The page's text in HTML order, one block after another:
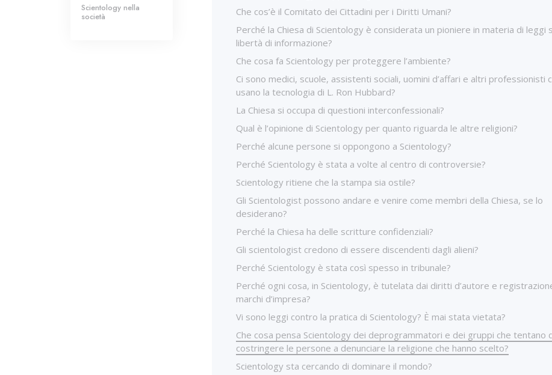
Che cos’è il Comitato dei Cittadini per i Diritti Umani?
Perché la Chiesa di Scientology è considerata un pioniere in materia di leggi
libertà di informazione?
Che cosa fa Scientology per proteggere l’ambiente?
Ci sono medici, scuole, assistenti sociali, uomini d’affari e altri professionisti
usano la tecnologia di L. Ron Hubbard?
La Chiesa si occupa di questioni interconfessionali?
Qual è l’opinione di Scientology per quanto riguarda le altre religioni?
Perché alcune persone si oppongono a Scientology?
Perché Scientology è stata a volte al centro di controversie?
Scientology ritiene che la stampa sia ostile?
Gli Scientologist possono andare e venire come membri della Chiesa, se lo
desiderano?
Perché la Chiesa ha delle scritture confidenziali?
Gli scientologist credono di essere discendenti dagli alieni?
Perché Scientology è stata così spesso in tribunale?
Perché ogni cosa, in Scientology, è tutelata dai diritti d’autore e
marchi d’impresa?
Vi sono leggi contro la pratica di Scientology? È mai stata vietata?
Che cosa pensa Scientology dei deprogrammatori e dei gruppi che tentano
costringere le persone a denunciare la religione che hanno scelto?
Scientology sta cercando di dominare il mondo?
Scientology nella
società